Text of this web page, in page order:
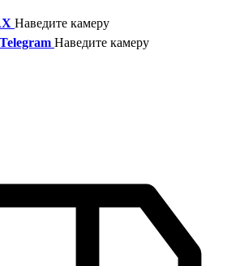
Наведите камеру
Наведите камеру